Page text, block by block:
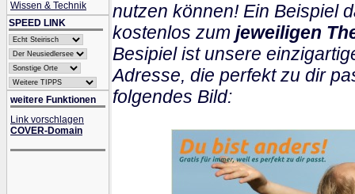
Wissen & Technik
SPEED LINK
weitere Funktionen
Link vorschlagen
COVER-Domain
nutzen können! Ein Beispiel
kostenlos zum jeweiligen
Besipiel ist unsere
Adresse, die perfekt zu dir
folgendes Bild: